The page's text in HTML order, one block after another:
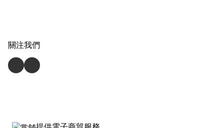
關注我們